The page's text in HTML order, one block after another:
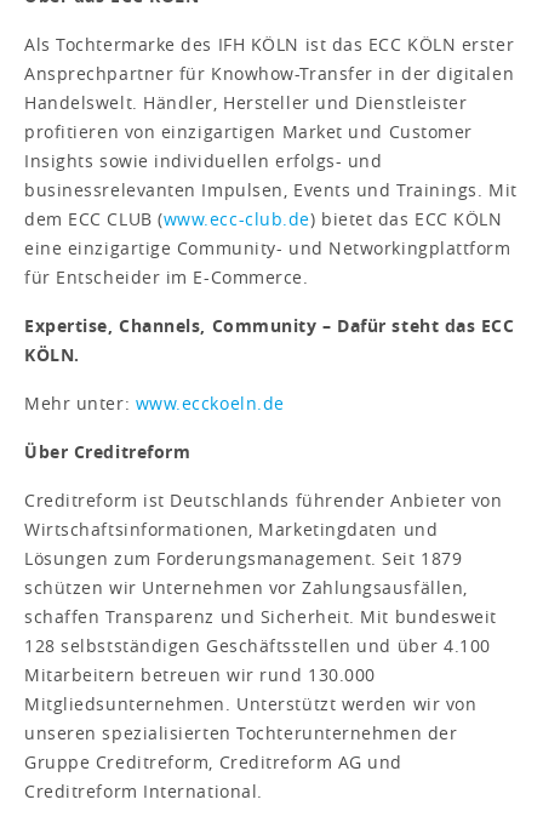
Als Tochtermarke des IFH KÖLN ist das ECC KÖLN erster
Ansprechpartner für Knowhow-Transfer in der digitalen
Handelswelt. Händler, Hersteller und Dienstleister
profitieren von einzigartigen Market und Customer
Insights sowie individuellen erfolgs- und
businessrelevanten Impulsen, Events und Trainings. Mit
dem ECC CLUB (www.ecc-club.de) bietet das ECC KÖLN
eine einzigartige Community- und Networkingplattform
für Entscheider im E-Commerce.
Expertise, Channels, Community – Dafür steht das ECC
KÖLN.
Mehr unter: www.ecckoeln.de
Über Creditreform
Creditreform ist Deutschlands führender Anbieter von
Wirtschaftsinformationen, Marketingdaten und
Lösungen zum Forderungsmanagement. Seit 1879
schützen wir Unternehmen vor Zahlungsausfällen,
schaffen Transparenz und Sicherheit. Mit bundesweit
128 selbstständigen Geschäftsstellen und über 4.100
Mitarbeitern betreuen wir rund 130.000
Mitgliedsunternehmen. Unterstützt werden wir von
unseren spezialisierten Tochterunternehmen der
Gruppe Creditreform, Creditreform AG und
Creditreform International.